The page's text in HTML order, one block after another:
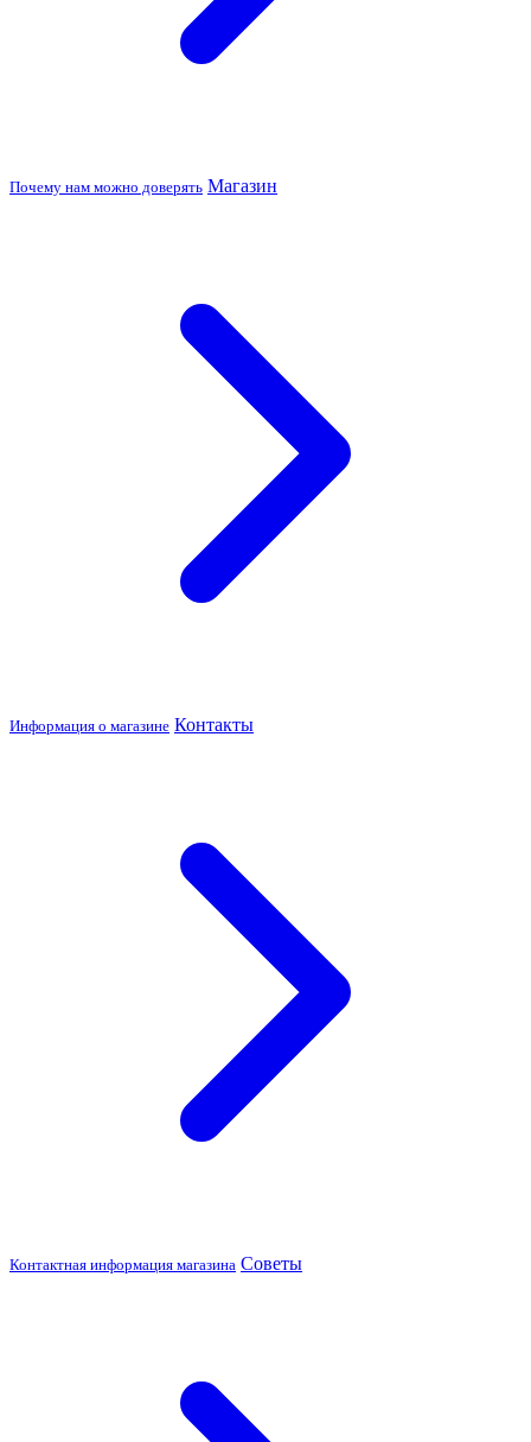
Почему нам можно доверять Магазин
Информация о магазине Контакты
Контактная информация магазина Советы